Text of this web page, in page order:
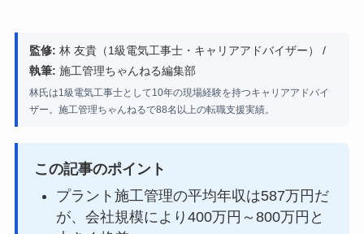
監修: 林 友貴（1級電気工事士・キャリアアドバイザー） /
執筆: 施工管理ちゃんねる編集部
林氏は1級電気工事士として10年の現場経験を持つキャリアアドバイ
ザー。施工管理ちゃんねるで88名以上の転職支援実績。
この記事のポイント
プラント施工管理の平均年収は587万円だ
が、会社規模により400万円～800万円と